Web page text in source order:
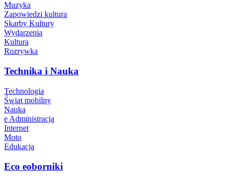
Muzyka
Zapowiedzi kultura
Skarby Kultury
Wydarzenia
Kultura
Rozrywka
Technika i Nauka
Technologia
Świat mobilny
Nauka
e Administracja
Internet
Moto
Edukacja
Eco eoborniki